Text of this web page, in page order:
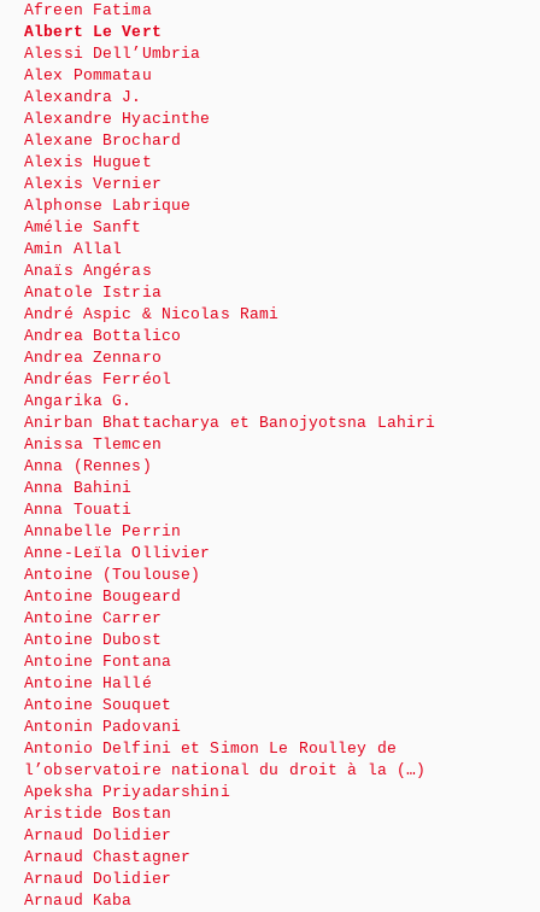
Afreen Fatima
Albert Le Vert
Alessi Dell’Umbria
Alex Pommatau
Alexandra J.
Alexandre Hyacinthe
Alexane Brochard
Alexis Huguet
Alexis Vernier
Alphonse Labrique
Amélie Sanft
Amin Allal
Anaïs Angéras
Anatole Istria
André Aspic & Nicolas Rami
Andrea Bottalico
Andrea Zennaro
Andréas Ferréol
Angarika G.
Anirban Bhattacharya et Banojyotsna Lahiri
Anissa Tlemcen
Anna (Rennes)
Anna Bahini
Anna Touati
Annabelle Perrin
Anne-Leïla Ollivier
Antoine (Toulouse)
Antoine Bougeard
Antoine Carrer
Antoine Dubost
Antoine Fontana
Antoine Hallé
Antoine Souquet
Antonin Padovani
Antonio Delfini et Simon Le Roulley de
l’observatoire national du droit à la (…)
Apeksha Priyadarshini
Aristide Bostan
Arnaud Dolidier
Arnaud Chastagner
Arnaud Dolidier
Arnaud Kaba